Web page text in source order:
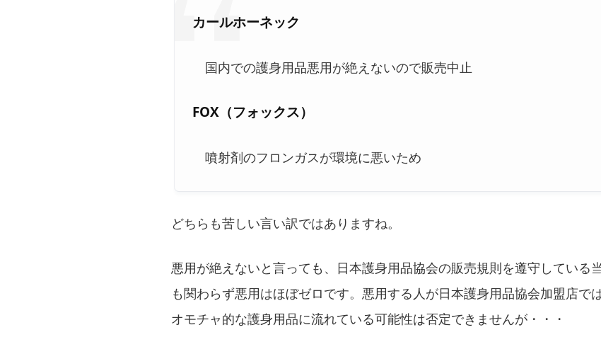
カールホーネック
国内での護身用品悪用が絶えないので販売中止
FOX（フォックス）
噴射剤のフロンガスが環境に悪いため
どちらも苦しい言い訳ではありますね。
悪用が絶えないと言っても、日本護身用品協会の販売規則を遵守している
も関わらず悪用はほぼゼロです。悪用する人が日本護身用品協会加盟店で
オモチャ的な護身用品に流れている可能性は否定できませんが・・・